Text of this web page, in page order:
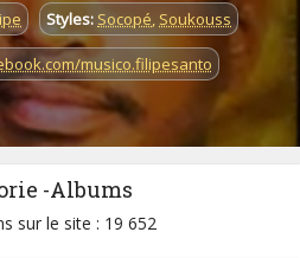
Styles: Socopé, Soukouss
musico.filipesanto
-Albums
sur le site : 19 652